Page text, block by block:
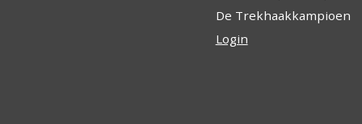
De Trekhaakkampioen
Login